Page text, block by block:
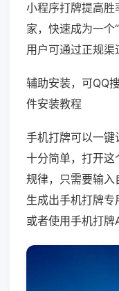
小程序打牌提高
家，快速成为一个
用户可通过正规渠
辅助安装，可QQ
件安装教程
手机打牌可以一键
十分简单，打开
规律，只需要输入
生成出手机打牌
或者使用手机打牌